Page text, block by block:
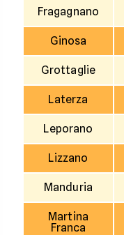
Fragagnano
Ginosa
Grottaglie
Laterza
Leporano
Lizzano
Manduria
Martina
Franca